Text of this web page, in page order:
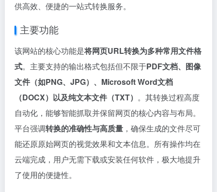
供高效、便捷的一站式转换服务。
主要功能
该网站的核心功能是将网页URL转换为多种常用文件格
式。主要支持的输出格式包括但不限于PDF文档、图像
文件（如PNG、JPG）、Microsoft Word文档
（DOCX）以及纯文本文件（TXT） 。其转换过程高度
自动化，能够智能抓取并保留网页的核心内容与布局。
平台强调转换的准确性与高质量 ，确保生成的文件尽可
能还原原始网页的视觉效果和文本信息。所有操作均在
云端完成，用户无需下载或安装任何软件，极大地提升
了使用的便捷性。